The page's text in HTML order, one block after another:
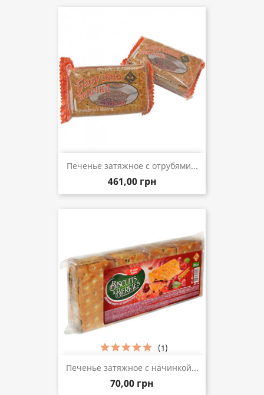
Печенье затяжное с отрубями...
461,00 грн
Печенье затяжное с начинкой...
70,00 грн
(1)